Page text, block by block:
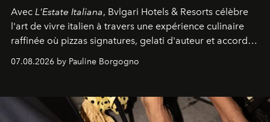
Avec L'Estate Italiana, Bvlgari Hotels & Resorts célèbre
l'art de vivre italien à travers une expérience culinaire
raffinée où pizzas signatures, gelati d'auteur et accords
d'exception composent un véritable voyage sensoriel.
07.08.2026 by Pauline Borgogno